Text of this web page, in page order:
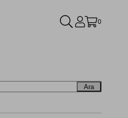
0
Ara